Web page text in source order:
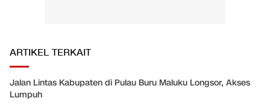
ARTIKEL TERKAIT
Jalan Lintas Kabupaten di Pulau Buru Maluku Longsor, Akses
Lumpuh